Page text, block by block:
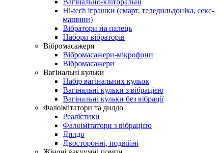
Hi-tech іграшки (смарт, теледильдоніка, секс-
машини)
Вібратори на палець
Набори вібраторів
Вібромасажери
Вібромасажери-мікрофони
Вібромасажери
Вагінальні кульки
Набір вагінальних кульок
Вагінальні кульки з вібрацією
Вагінальні кульки без вібрації
Фалоімітатори та дилдо
Реалістики
Фалоімітатори з вібрацією
Дилдо
Двосторонні, подвійні